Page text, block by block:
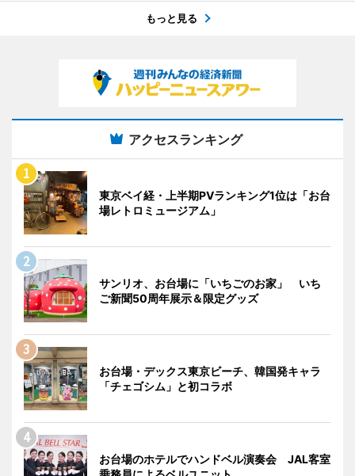
もっと見る
アクセスランキング
東京ベイ経・上半期PVランキング1位は「お台
場レトロミュージアム」
サンリオ、お台場に「いちごのお家」 いち
ご新聞50周年展示＆限定グッズ
お台場・デックス東京ビーチ、韓国発キャラ
「チェゴシム」と初コラボ
お台場のホテルでハンドベル演奏会 JAL客室